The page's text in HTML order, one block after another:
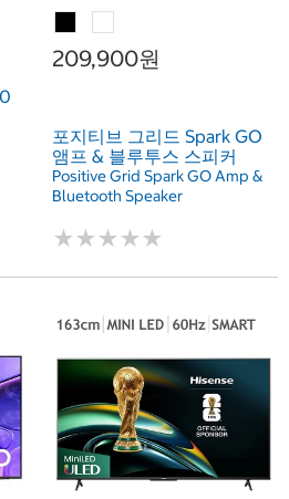
209,900원
포지티브 그리드 Spark GO
앰프 & 블루투스 스피커
Positive Grid Spark GO Amp &
Bluetooth Speaker
★★★★★
★★★★★